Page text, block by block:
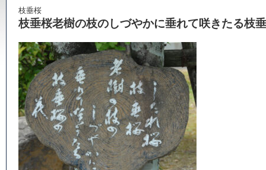
枝垂桜
枝垂桜老樹の枝のしづやかに垂れて咲きたる枝